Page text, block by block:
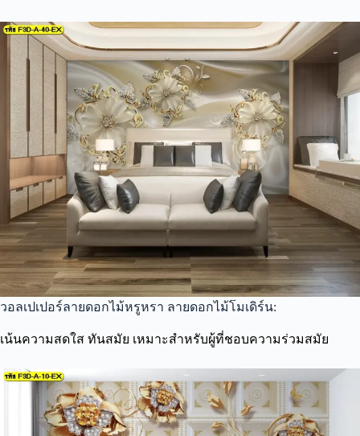
วอลเปเปอร์ลายดอกไม้หรูหรา ลายดอกไม้โมเดิร์น:
เน้นความสดใส ทันสมัย เหมาะสำหรับผู้ที่ชอบความร่วมสมัย